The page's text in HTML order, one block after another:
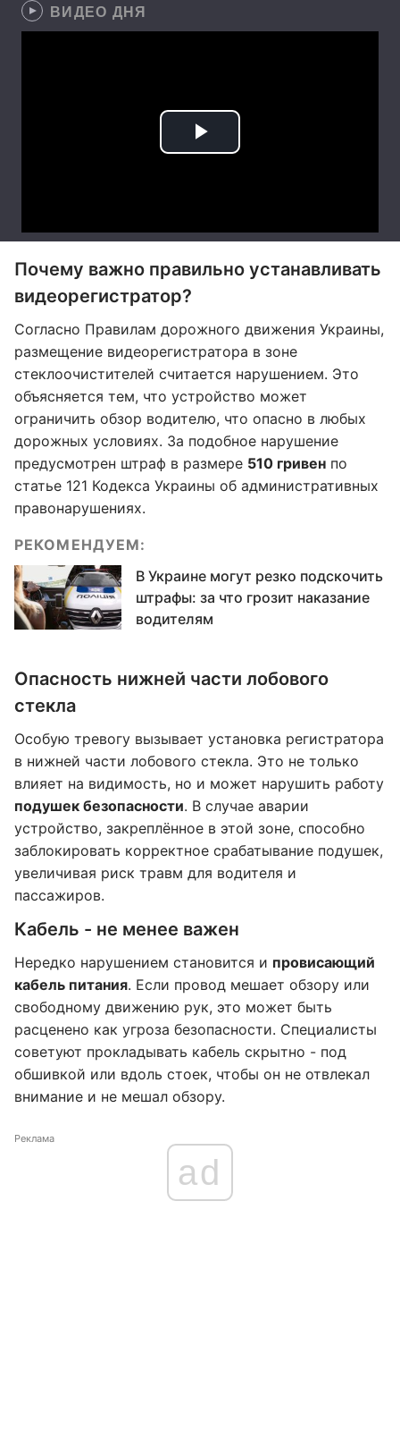
ВИДЕО ДНЯ
Почему важно правильно устанавливать
видеорегистратор?
Согласно Правилам дорожного движения Украины,
размещение видеорегистратора в зоне
стеклоочистителей считается нарушением. Это
объясняется тем, что устройство может
ограничить обзор водителю, что опасно в любых
дорожных условиях. За подобное нарушение
предусмотрен штраф в размере 510 гривен по
статье 121 Кодекса Украины об административных
правонарушениях.
РЕКОМЕНДУЕМ:
В Украине могут резко подскочить
штрафы: за что грозит наказание
водителям
Опасность нижней части лобового
стекла
Особую тревогу вызывает установка регистратора
в нижней части лобового стекла. Это не только
влияет на видимость, но и может нарушить работу
подушек безопасности. В случае аварии
устройство, закреплённое в этой зоне, способно
заблокировать корректное срабатывание подушек,
увеличивая риск травм для водителя и
пассажиров.
Кабель - не менее важен
Нередко нарушением становится и провисающий
кабель питания. Если провод мешает обзору или
свободному движению рук, это может быть
расценено как угроза безопасности. Специалисты
советуют прокладывать кабель скрытно - под
обшивкой или вдоль стоек, чтобы он не отвлекал
внимание и не мешал обзору.
Реклама
ad